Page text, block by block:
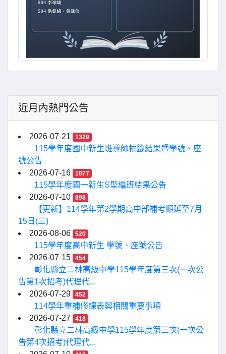
近月內熱門公告
2026-07-21 1329
115學年度國中新生班導師抽籤結果暨學號、座
號公告
2026-07-16
1077
115學年度國一新生S型編班結果公告
2026-07-10
898
【更新】114學年第2學期高中部補考順延至7月
15日(三)
2026-08-06
520
115學年度高中新生 學號、座號公告
2026-07-15
454
彰化縣立二林高級中學115學年度第三次(一次公
告第1次招考)代理代...
2026-07-29
452
114學年重補修課表與相關重要事項
2026-07-27
418
彰化縣立二林高級中學115學年度第三次(一次公
告第4次招考)代理代...